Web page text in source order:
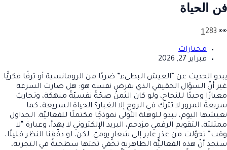
فن الحياة
👀
283
1
مختارات
فبراير 27, 2026
يبدو الحديث عن “العيش البطيء” ضربًا من الرومانسية أو ترفًا فكريًّا.
غير أنّ السؤال الحقيقي الذي يفرض نفسه هو: هل صارت السرعة
معيارًا وحيدًا للنجاح، ولو كان الثمنُ صحّةً نفسيّةً منهكة، وتجاربَ
سريعةَ المرور لا تترك في الروح إلا الغبار؟ الحياة السريعة، كما
نعيشها اليوم، تبدو للوهلة الأولى نموذجًا مكتملًا للفعاليّة. الجداول
ممتلئة، التقويم الرقمي مزدحم، البريد الإلكتروني لا يهدأ، وعبارة “لا
وقت” تحوّلت من عذرٍ عابر إلى شعارٍ يوميّ. لكن، لو دقّقنا النظر قليلًا،
سنجد أنّ هذه الفعاليّة الظاهرية تخفي تحتها سطحيةً في التجربة،